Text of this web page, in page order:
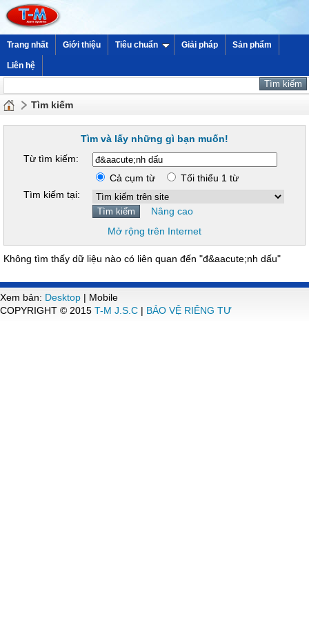
Trang nhất Giới thiệu Tiêu chuẩn Giải pháp Sản phẩm
Liên hệ
Tìm kiếm
Tìm và lấy những gì bạn muốn!
Từ tìm kiếm:
Cả cụm từ
Tối thiểu 1 từ
Tìm kiếm tại:
Nâng cao
Mở rộng trên Internet
Không tìm thấy dữ liệu nào có liên quan đến "đ&aacute;nh dấu"
Xem bản: Desktop | Mobile
COPYRIGHT © 2015 T-M J.S.C | BẢO VỆ RIÊNG TƯ